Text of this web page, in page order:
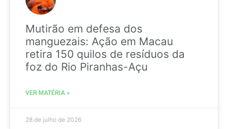
Mutirão em defesa dos
manguezais: Ação em Macau
retira 150 quilos de resíduos da
foz do Rio Piranhas-Açu
VER MATÉRIA »
28 de julho de 2026